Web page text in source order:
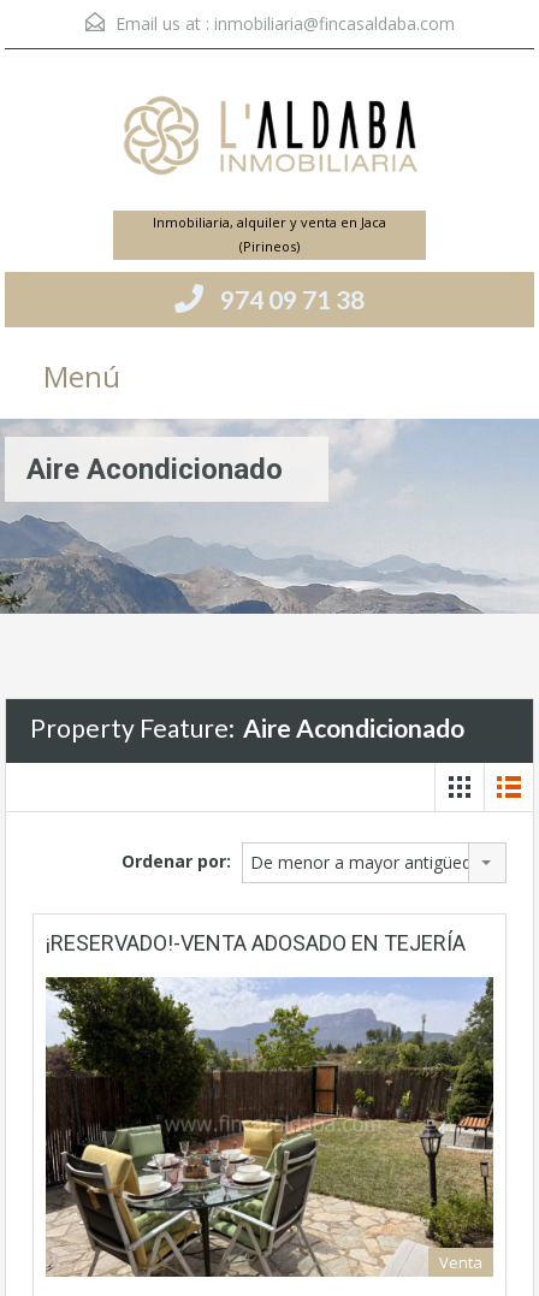
Email us at : inmobiliaria@fincasaldaba.com
Inmobiliaria, alquiler y venta en Jaca
(Pirineos)
974 09 71 38
Menú
Aire Acondicionado
Property Feature: Aire Acondicionado
Ordenar por: De menor a mayor antigüedad
¡RESERVADO!-VENTA ADOSADO EN TEJERÍA
Venta